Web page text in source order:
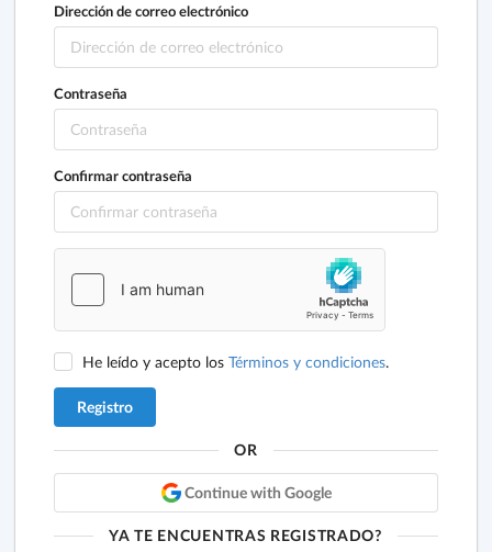
Dirección de correo electrónico
Contraseña
Confirmar contraseña
He leído y acepto los Términos y condiciones.
OR
Continue with Google
YA TE ENCUENTRAS REGISTRADO?